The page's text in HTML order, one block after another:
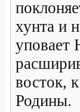
хунта и
восток,
Родины.